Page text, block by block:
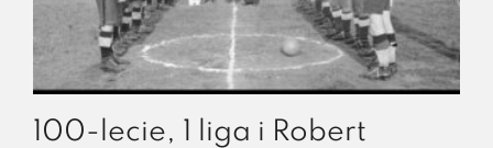
100-lecie, 1 liga i Robert